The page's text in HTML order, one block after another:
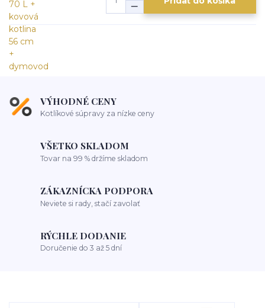
VÝHODNÉ CENY
Kotlíkové súpravy za nízke ceny
VŠETKO SKLADOM
Tovar na 99 % držíme skladom
ZÁKAZNÍCKA PODPORA
Neviete si rady, stačí zavolať
RÝCHLE DODANIE
Doručenie do 3 až 5 dní